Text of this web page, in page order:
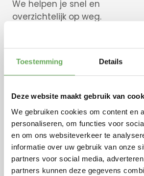
Toestemming Details
Deze website maakt gebruik van
We gebruiken cookies om content en
personaliseren, om functies voor
en om ons websiteverkeer te
informatie over uw gebruik van onze
partners voor social media,
partners kunnen deze gegevens
We helpen je snel en
overzichtelijk op weg.
Personen
Uitvaart